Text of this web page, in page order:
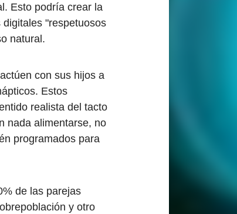
Esto podría crear la
"respetuosos
natural.
con sus hijos a
Estos
realista del tacto
nada alimentarse, no
programados para
de las parejas
y otro